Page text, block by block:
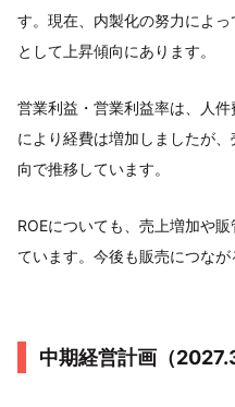
す。現在、内製化の努力によ
として上昇傾向にあります。
営業利益・営業利益率は、人
により経費は増加しましたが
向で推移しています。
ROEについても、売上増加や
ています。今後も販売につなが
中期経営計画（